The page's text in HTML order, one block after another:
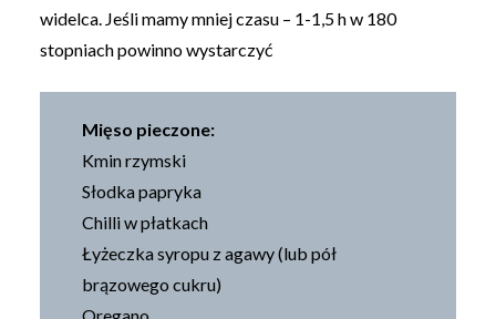
widelca. Jeśli mamy mniej czasu – 1-1,5 h w 180
stopniach powinno wystarczyć
Mięso pieczone:
Kmin rzymski
Słodka papryka
Chilli w płatkach
Łyżeczka syropu z agawy (lub pół
brązowego cukru)